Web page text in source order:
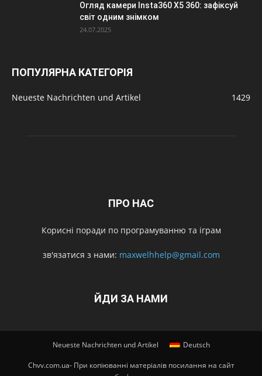
Огляд камери Insta360 X5 360: зафіксуй
світ одним знімком
24.07.2025
ПОПУЛЯРНА КАТЕГОРІЯ
Neueste Nachrichten und Artikel 1429
ПРО НАС
Корисні поради по програмуванню та іграм
зв'язатися з нами: maxwelhhelp@gmail.com
ЙДИ ЗА НАМИ
Neueste Nachrichten und Artikel Deutsch
Chvv.com.ua- При копіюванні матеріалів посилання на сайт